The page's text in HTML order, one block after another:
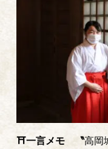
⛩一言メモ 〝高岡